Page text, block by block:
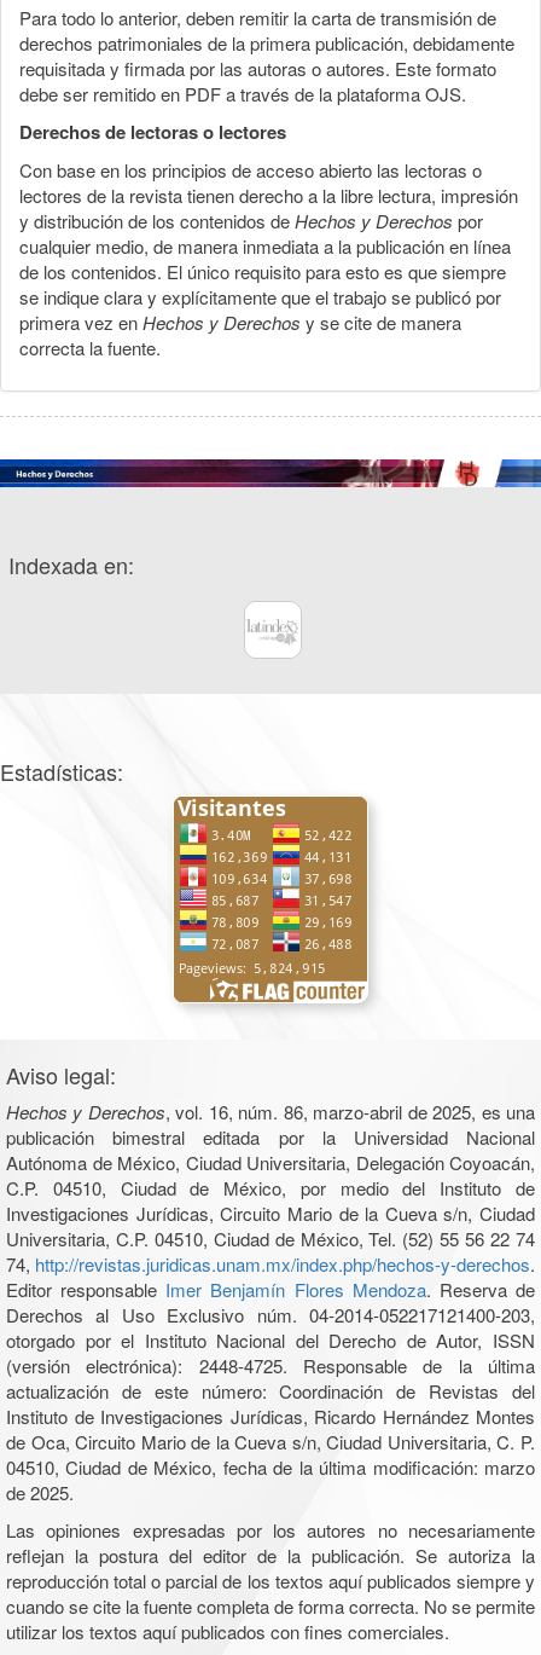
Para todo lo anterior, deben remitir la carta de transmisión de
derechos patrimoniales de la primera publicación, debidamente
requisitada y firmada por las autoras o autores. Este formato
debe ser remitido en PDF a través de la plataforma OJS.
Derechos de lectoras o lectores
Con base en los principios de acceso abierto las lectoras o
lectores de la revista tienen derecho a la libre lectura, impresión
y distribución de los contenidos deHechos y Derechos por
cualquier medio, de manera inmediata a la publicación en línea
de los contenidos. El único requisito para esto es que siempre
se indique clara y explícitamente que el trabajo se publicó por
primera vez enHechos y Derechos y se cite de manera
correcta la fuente.
Indexada en:
Estadísticas:
Aviso legal:
Hechos y Derechos, vol. 16, núm. 86, marzo-abril de 2025, es una
publicación bimestral editada por la Universidad Nacional
Autónoma de México, Ciudad Universitaria, Delegación Coyoacán,
C.P. 04510, Ciudad de México, por medio del Instituto de
Investigaciones Jurídicas, Circuito Mario de la Cueva s/n, Ciudad
Universitaria, C.P. 04510, Ciudad de México, Tel. (52) 55 56 22 74
74, http://revistas.juridicas.unam.mx/index.php/hechos-y-derechos.
Editor responsable Imer Benjamín Flores Mendoza. Reserva de
Derechos al Uso Exclusivo núm. 04-2014-052217121400-203,
otorgado por el Instituto Nacional del Derecho de Autor, ISSN
(versión electrónica): 2448-4725. Responsable de la última
actualización de este número: Coordinación de Revistas del
Instituto de Investigaciones Jurídicas, Ricardo Hernández Montes
de Oca, Circuito Mario de la Cueva s/n, Ciudad Universitaria, C. P.
04510, Ciudad de México, fecha de la última modificación: marzo
de 2025.
Las opiniones expresadas por los autores no necesariamente
reflejan la postura del editor de la publicación. Se autoriza la
reproducción total o parcial de los textos aquí publicados siempre y
cuando se cite la fuente completa de forma correcta. No se permite
utilizar los textos aquí publicados con fines comerciales.